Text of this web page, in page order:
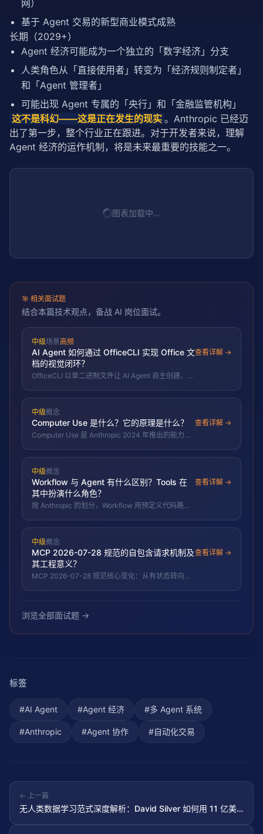
网）
基于 Agent 交易的新型商业模式成熟
长期（2029+）
Agent 经济可能成为一个独立的「数字经济」分支
人类角色从「直接使用者」转变为「经济规则制定者」
和「Agent 管理者」
可能出现 Agent 专属的「央行」和「金融监管机构」
这不是科幻——这是正在发生的现实 。Anthropic 已经迈
出了第一步，整个行业正在跟进。对于开发者来说，理解
Agent 经济的运作机制，将是未来最重要的技能之一。
图表加载中…
🎯 相关面试题
结合本篇技术观点，备战 AI 岗位面试。
中级场景高频
AI Agent 如何通过 OfficeCLI 实现 Office 文
档的视觉闭环？
OfficeCLI 以单二进制文件让 AI Agent 自主创建、读
点，从 RPA 的屏幕模拟进入语义级文档操作范式。
查看详解 →
中级概念
Computer Use 是什么？它的原理是什么？
Computer Use 是 Anthropic 2024 年推出的能力，
2026 年 6 月，Google 将 Computer Use 内置进
Gemini 3.5 Flash（OSWorld 得分 78.4），
Microsoft Copilot Studio CUA 正式 GA。
查看详解 →
中级概念
Workflow 与 Agent 有什么区别？Tools 在
其中扮演什么角色？
按 Anthropic 的划分，Workflow 用预定义代码路径
查看详解 →
中级概念
MCP 2026-07-28 规范的自包含请求机制及
其工程意义？
MCP 2026-07-28 规范核心变化：从有状态转向自
展。
查看详解 →
浏览全部面试题 →
标签
#AI Agent #Agent 经济 #多 Agent 系统
#Anthropic #Agent 协作 #自动化交易
← 上一篇
无人类数据学习范式深度解析：David Silver 如何用 11 亿美